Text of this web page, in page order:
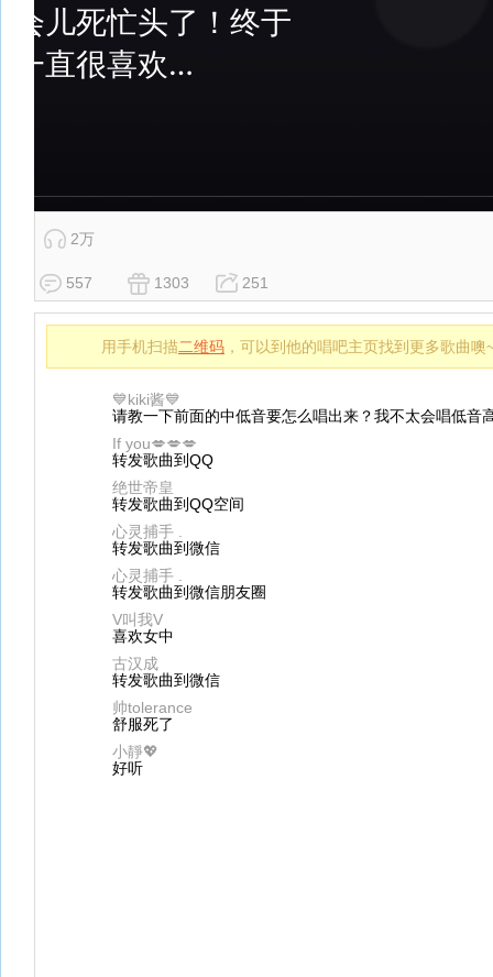
2万
557 1303 251
用手机扫描二维码 ，可以到他的唱吧主页找到更多歌曲噢
💙kiki酱💙
请教一下前面的中低音要怎么唱出来？我不太会唱低音
If you💋💋💋
转发歌曲到QQ
绝世帝皇
转发歌曲到QQ空间
心灵捕手 .
转发歌曲到微信
心灵捕手 .
转发歌曲到微信朋友圈
V叫我V
喜欢女中
古汉成
转发歌曲到微信
帅tolerance
舒服死了
小靜💖
好听